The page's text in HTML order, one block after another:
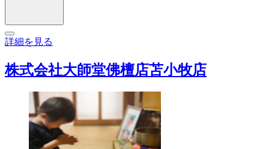
詳細を見る
株式会社大師堂佛檀店苫小牧店